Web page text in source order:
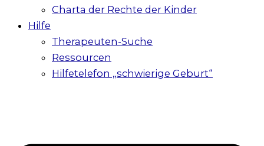
Charta der Rechte der Kinder
Hilfe
Therapeuten-Suche
Ressourcen
Hilfetelefon „schwierige Geburt“